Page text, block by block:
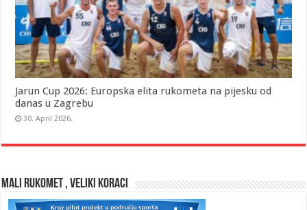
Jarun Cup 2026: Europska elita rukometa na pijesku od
danas u Zagrebu
30. April 2026.
MALI RUKOMET , VELIKI KORACI